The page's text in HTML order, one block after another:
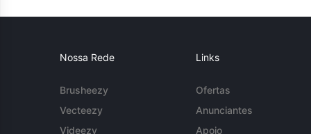
Nossa Rede
Brusheezy
Vecteezy
Videezy
Links
Ofertas
Anunciantes
Apoio